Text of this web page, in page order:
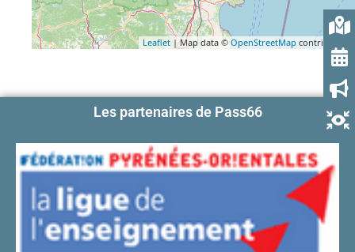
Leaflet | Map data © OpenStreetMap contributors
Les partenaires de Pass66